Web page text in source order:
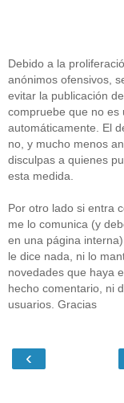
Debido a la
anónimos ofensivos,
evitar la publicación
compruebe que no es
automáticamente. El
no, y mucho menos
disculpas a quienes
esta medida.
Por otro lado si entra
me lo comunica (y
en una página
le dice nada, ni lo
novedades que haya
hecho comentario, ni
usuarios. Gracias
‹